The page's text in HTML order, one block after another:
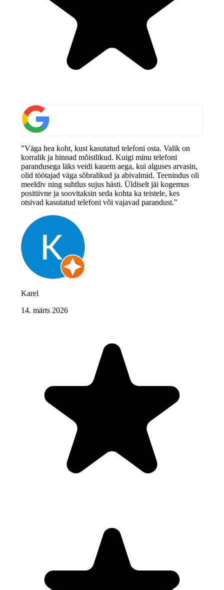
"Väga hea koht, kust kasutatud telefoni osta. Valik on
korralik ja hinnad mõistlikud. Kuigi minu telefoni
parandusega läks veidi kauem aega, kui alguses arvasin,
olid töötajad väga sõbralikud ja abivalmid. Teenindus oli
meeldiv ning suhtlus sujus hästi. Üldiselt jäi kogemus
positiivne ja soovitaksin seda kohta ka teistele, kes
otsivad kasutatud telefoni või vajavad parandust."
Karel
14. märts 2026